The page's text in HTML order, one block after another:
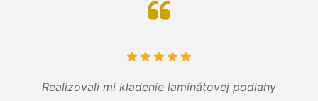
Realizovali mi kladenie laminátovej podlahy